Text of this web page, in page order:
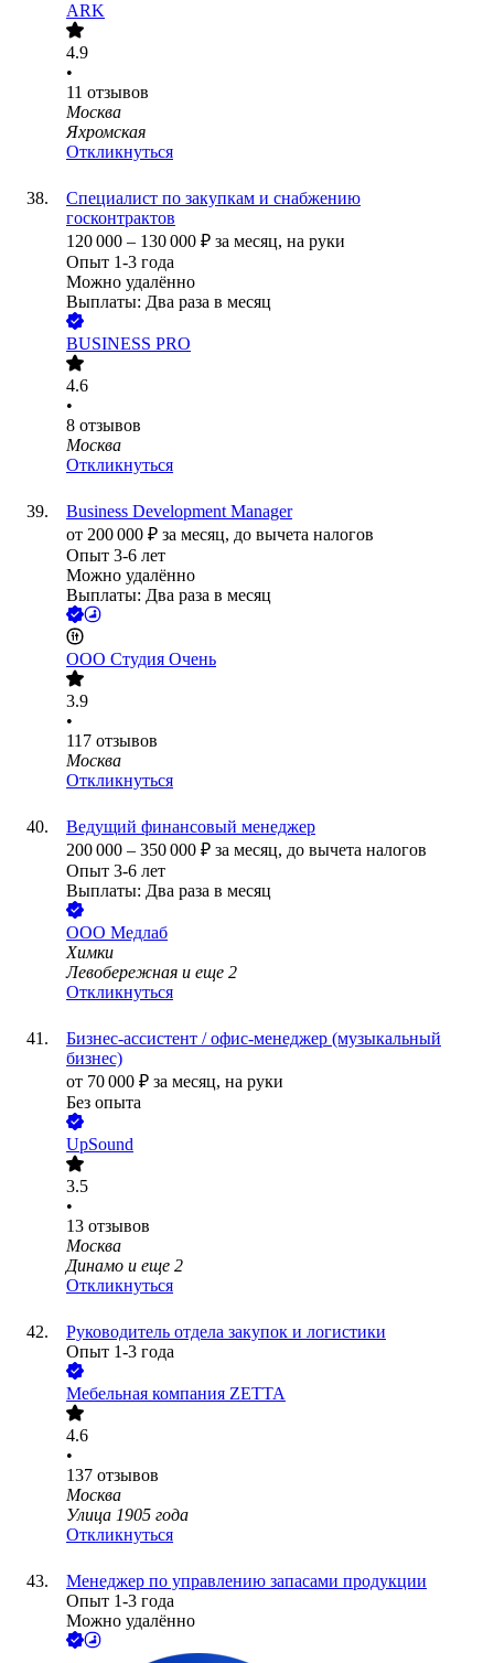
ARK
4.9
•
11 отзывов
Москва
Яхромская
Откликнуться
Специалист по закупкам и снабжению
госконтрактов
120 000 – 130 000 ₽ за месяц, на руки
Опыт 1-3 года
Можно удалённо
Выплаты: Два раза в месяц
BUSINESS PRO
4.6
•
8 отзывов
Москва
Откликнуться
Business Development Manager
от 200 000 ₽ за месяц, до вычета налогов
Опыт 3-6 лет
Можно удалённо
Выплаты: Два раза в месяц
ООО Студия Очень
3.9
•
117 отзывов
Москва
Откликнуться
Ведущий финансовый менеджер
200 000 – 350 000 ₽ за месяц, до вычета налогов
Опыт 3-6 лет
Выплаты: Два раза в месяц
ООО Медлаб
Химки
Левобережная и еще 2
Откликнуться
Бизнес-ассистент / офис-менеджер (музыкальный
бизнес)
от 70 000 ₽ за месяц, на руки
Без опыта
UpSound
3.5
•
13 отзывов
Москва
Динамо и еще 2
Откликнуться
Руководитель отдела закупок и логистики
Опыт 1-3 года
Мебельная компания ZETTA
4.6
•
137 отзывов
Москва
Улица 1905 года
Откликнуться
Менеджер по управлению запасами продукции
Опыт 1-3 года
Можно удалённо